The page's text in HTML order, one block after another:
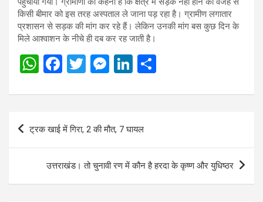
किसी बीमार को इस तरह अस्पताल ले जाना पड़ रहा है। ग्रामीण लगातार
प्रशासन से सड़क की मांग कर रहे हैं। लेकिन उनकी मांग बस कुछ दिन के
मिले आश्वाशन के नीचे ही दब कर रह जाती है।
W
at
A
p
p
F
ce
b
o
o
k
T
tt
er
M
se
n
g
er
Li
ke
n
ar
Post
navigation
ट्रक खाई में गिरा, 2 की मौत, 7 घायल
उत्तराखंड। तो चुनावी रण में कौन है हरदा के कृष्ण और युधिष्ठर